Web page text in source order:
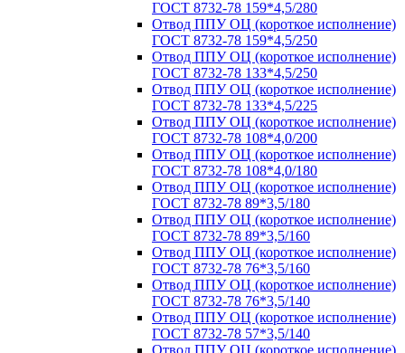
ГОСТ 8732-78 159*4,5/280
Отвод ППУ ОЦ (короткое исполнение)
ГОСТ 8732-78 159*4,5/250
Отвод ППУ ОЦ (короткое исполнение)
ГОСТ 8732-78 133*4,5/250
Отвод ППУ ОЦ (короткое исполнение)
ГОСТ 8732-78 133*4,5/225
Отвод ППУ ОЦ (короткое исполнение)
ГОСТ 8732-78 108*4,0/200
Отвод ППУ ОЦ (короткое исполнение)
ГОСТ 8732-78 108*4,0/180
Отвод ППУ ОЦ (короткое исполнение)
ГОСТ 8732-78 89*3,5/180
Отвод ППУ ОЦ (короткое исполнение)
ГОСТ 8732-78 89*3,5/160
Отвод ППУ ОЦ (короткое исполнение)
ГОСТ 8732-78 76*3,5/160
Отвод ППУ ОЦ (короткое исполнение)
ГОСТ 8732-78 76*3,5/140
Отвод ППУ ОЦ (короткое исполнение)
ГОСТ 8732-78 57*3,5/140
Отвод ППУ ОЦ (короткое исполнение)